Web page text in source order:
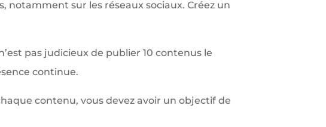
sur les réseaux sociaux. Créez un
pas judicieux de publier 10 contenus le
continue.
contenu, vous devez avoir un objectif de